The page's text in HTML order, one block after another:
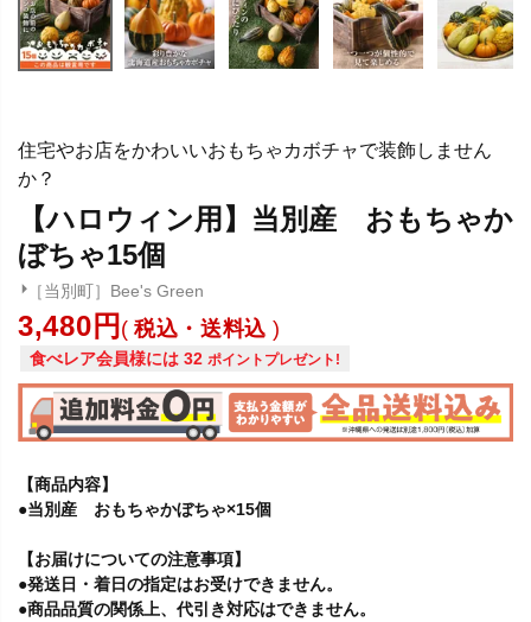
住宅やお店をかわいいおもちゃカボチャで装飾しません
か？
【ハロウィン用】当別産 おもちゃか
ぼちゃ15個
［当別町］Bee's Green
3,480 税込・送料込
食べレア会員様には 32 ポイントプレゼント!
【商品内容】
●当別産 おもちゃかぼちゃ×15個
【お届けについての注意事項】
●発送日・着日の指定はお受けできません。
●商品品質の関係上、代引き対応はできません。